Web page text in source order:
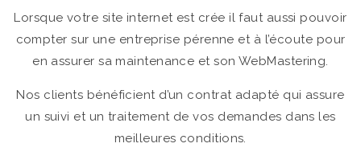
Lorsque votre site internet est crée il faut aussi pouvoir
compter sur une entreprise pérenne et à l’écoute pour
en assurer sa maintenance et son WebMastering.
Nos clients bénéficient d’un contrat adapté qui assure
un suivi et un traitement de vos demandes dans les
meilleures conditions.